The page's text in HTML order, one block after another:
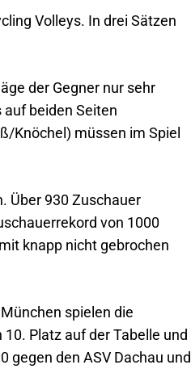
Volleys. In drei Sätzen
der Gegner nur sehr
beiden Seiten
Knöchel) müssen im Spiel
Über 930 Zuschauer
von 1000
knapp nicht gebrochen
spielen die
Platz auf der Tabelle und
gegen den ASV Dachau und